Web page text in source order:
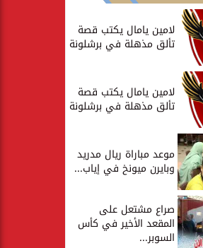
لامين يامال يكتب قصة
تألق مذهلة في برشلونة
لامين يامال يكتب قصة
تألق مذهلة في برشلونة
موعد مباراة ريال مدريد
وبايرن ميونخ في إياب...
صراع مشتعل على
المقعد الأخير في كأس
السوبر...